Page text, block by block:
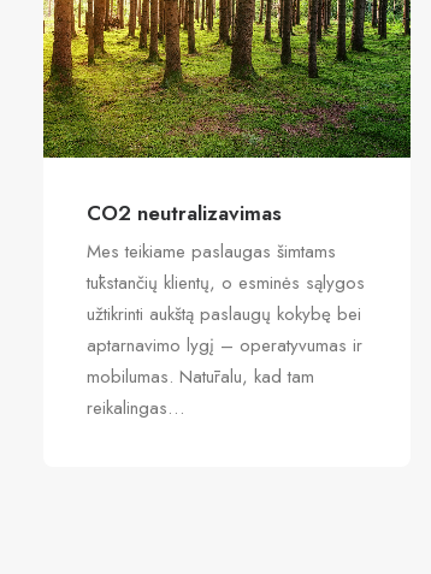
CO2 neutralizavimas
Mes teikiame paslaugas šimtams
tūkstančių klientų, o esminės sąlygos
užtikrinti aukštą paslaugų kokybę bei
aptarnavimo lygį – operatyvumas ir
mobilumas. Natūralu, kad tam
reikalingas…